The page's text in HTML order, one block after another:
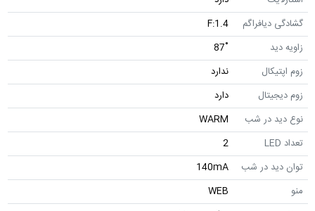
گشادگی دیافراگم
F:1.4
زاویه دید
˚87
زوم اپتیکال
ندارد
زوم دیجیتال
دارد
نوع دید در شب
WARM
تعداد LED
2
توان دید در شب
140mA
منو
WEB